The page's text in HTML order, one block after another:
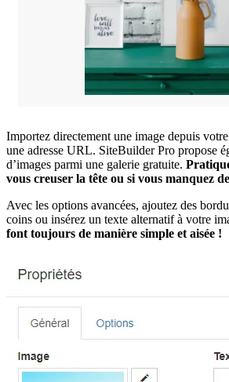
Importez directement une image depuis
une adresse URL. SiteBuilder Pro propose
d’images parmi une galerie gratuite.
vous creuser la tête ou si vous manquez
Avec les options avancées, ajoutez des
coins ou insérez un texte alternatif à votre
font toujours de manière simple et aisée !